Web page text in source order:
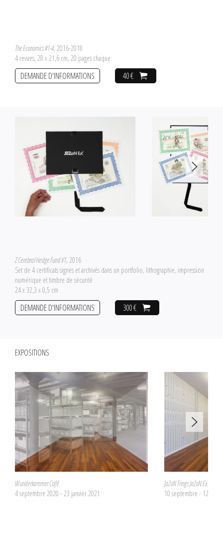
The Economics #1-4, 2016-2018
4 revues, 28 x 21,6 cm, 20 pages chaque
40 €
DEMANDE D'INFORMATIONS
Z Cerebral Hedge Fund V1, 2016
Set de 4 certificats signès et archivés dans un portfolio, lithographie, impression
numérique et timbre de sécurité
24 x 32,3 x 0,5 cm
300 €
DEMANDE D'INFORMATIONS
EXPOSITIONS
Wunderkammer Café
4 septembre 2020 - 23 janvier 2021
JaZoN Frings JaZoN Ex.
10 septembre - 12